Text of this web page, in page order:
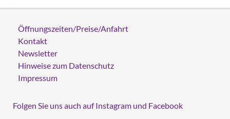
Öffnungszeiten/Preise/Anfahrt
Kontakt
Newsletter
Hinweise zum Datenschutz
Impressum
Folgen Sie uns auch auf Instagram und Facebook